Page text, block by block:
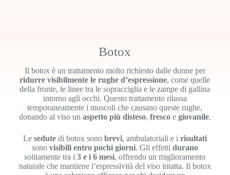
Botox
Il botox è un trattamento molto richiesto dalle donne per
ridurre visibilmente le rughe d’espressione, come quelle
della fronte, le linee tra le sopracciglia e le zampe di gallina
intorno agli occhi. Questo trattamento rilassa
temporaneamente i muscoli che causano queste rughe,
donando al viso un aspetto più disteso, fresco egiovanile.
Le sedute di botox sonobrevi, ambulatoriali e i risultati
sonovisibili entro pochi giorni. Gli effetti durano
solitamente tra i3 e i 6 mesi, offrendo un miglioramento
naturale che mantiene l’espressività del viso intatta. Il botox